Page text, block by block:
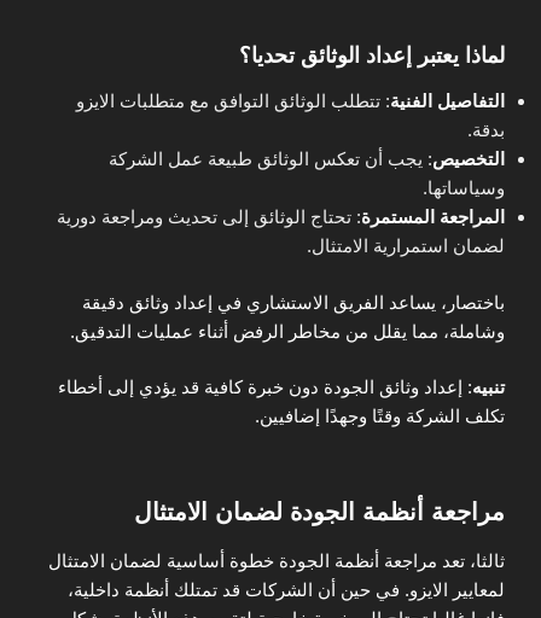
لماذا يعتبر إعداد الوثائق تحديا؟
التفاصيل الفنية: تتطلب الوثائق التوافق مع متطلبات الايزو
بدقة.
التخصيص: يجب أن تعكس الوثائق طبيعة عمل الشركة
وسياساتها.
المراجعة المستمرة: تحتاج الوثائق إلى تحديث ومراجعة دورية
لضمان استمرارية الامتثال.
باختصار، يساعد الفريق الاستشاري في إعداد وثائق دقيقة
وشاملة، مما يقلل من مخاطر الرفض أثناء عمليات التدقيق.
تنبيه: إعداد وثائق الجودة دون خبرة كافية قد يؤدي إلى أخطاء
تكلف الشركة وقتًا وجهدًا إضافيين.
مراجعة أنظمة الجودة لضمان الامتثال
ثالثا، تعد مراجعة أنظمة الجودة خطوة أساسية لضمان الامتثال
لمعايير الايزو. في حين أن الشركات قد تمتلك أنظمة داخلية،